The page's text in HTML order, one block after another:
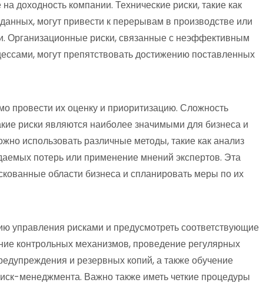
доходность компании. Технические риски, такие как
могут привести к перерывам в производстве или
Организационные риски, связанные с неэффективным
могут препятствовать достижению поставленных
провести их оценку и приоритизацию. Сложность
риски являются наиболее значимыми для бизнеса и
использовать различные методы, такие как анализ
потерь или применение мнений экспертов. Эта
области бизнеса и спланировать меры по их
управления рисками и предусмотреть соответствующие
контрольных механизмов, проведение регулярных
и резервных копий, а также обучение
менеджмента. Важно также иметь четкие процедуры